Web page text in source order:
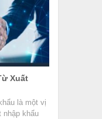
Xuất
là một vị
khẩu